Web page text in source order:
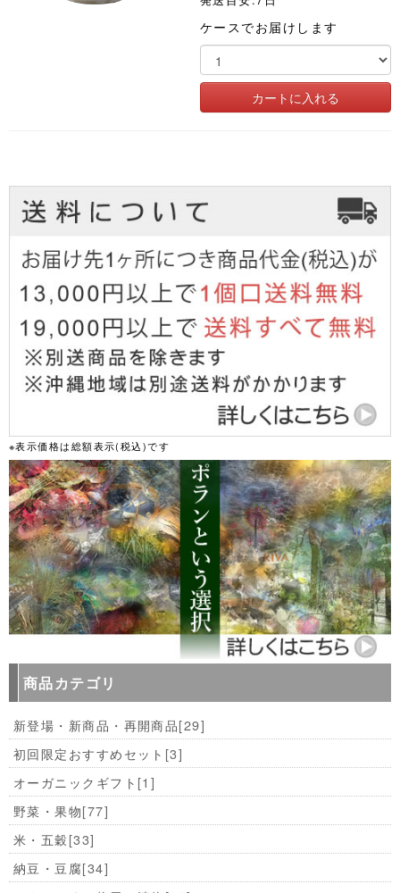
ケースでお届けします
※表示価格は総額表示(税込)です
商品カテゴリ
新登場・新商品・再開商品[29]
初回限定おすすめセット [3]
オーガニックギフト [1]
野菜・果物[77]
米・五穀[33]
納豆・豆腐[34]